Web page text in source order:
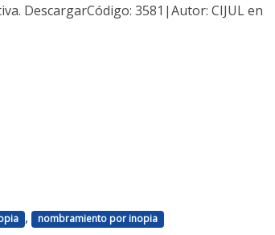
DescargarCódigo: 3581|Autor: CIJUL en
, nombramiento por inopia